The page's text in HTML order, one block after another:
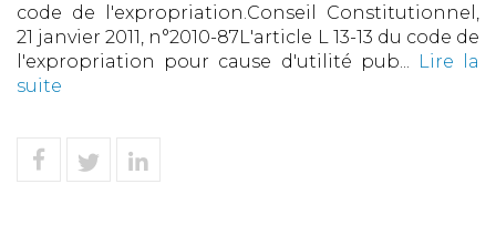
code de l'expropriation.Conseil Constitutionnel,
21 janvier 2011, n°2010-87L'article L 13-13 du code de
l'expropriation pour cause d'utilité pub...
Lire la
suite